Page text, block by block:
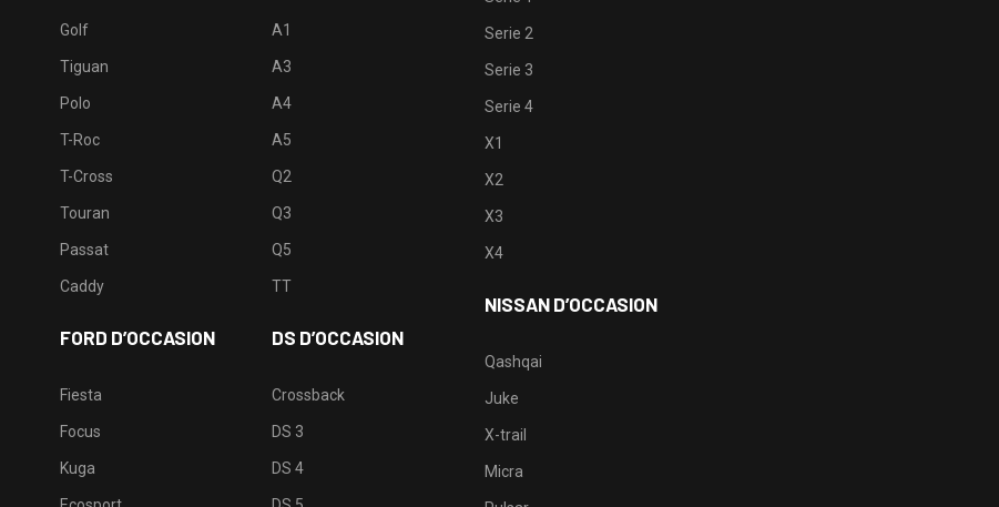
Golf
Tiguan
Polo
T-Roc
T-Cross
Touran
Passat
Caddy
FORD D’OCCASION
Fiesta
Focus
Kuga
A1
A3
A4
A5
Q2
Q3
Q5
TT
DS D’OCCASION
Crossback
DS 3
DS 4
Serie 2
Serie 3
Serie 4
X1
X2
X3
X4
NISSAN D’OCCASION
Qashqai
Juke
X-trail
Micra